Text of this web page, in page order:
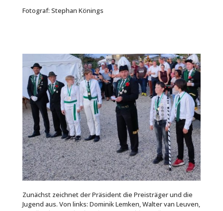
Fotograf: Stephan Könings
Zunächst zeichnet der Präsident die Preisträger und die
Jugend aus. Von links: Dominik Lemken, Walter van Leuven,